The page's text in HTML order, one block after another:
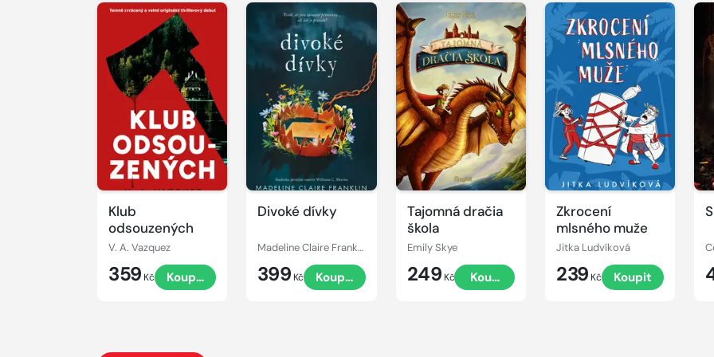
Klub
odsouzených
V. A. Vazquez
359 Kč Koupit
Divoké dívky
Madeline Claire Franklin
399 Kč Koupit
Tajomná dračia
škola
Emily Skye
249 Kč Koupit
Zkrocení
mlsného muže
Jitka Ludvíková
239 Kč Koupit